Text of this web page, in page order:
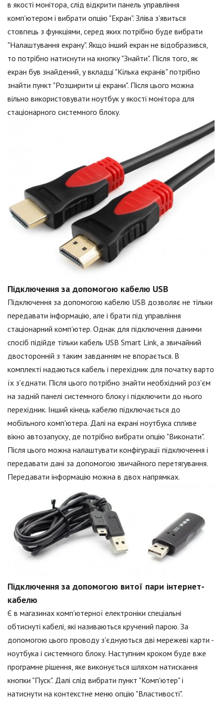
в якості монітора, слід відкрити панель управління
комп'ютером і вибрати опцію "Екран". Зліва з'явиться
стовпець з функціями, серед яких потрібно буде вибрати
"Налаштування екрану". Якщо інший екран не відобразився,
то потрібно натиснути на кнопку "Знайти". Після того, як
екран був знайдений, у вкладці "Кілька екранів" потрібно
знайти пункт "Розширити ці екрани". Після цього можна
вільно використовувати ноутбук у якості монітора для
стаціонарного системного блоку.
Підключення за допомогою кабелю USB
Підключення за допомогою кабелю USB дозволяє не тільки
передавати інформацію, але і брати під управління
стаціонарний комп'ютер. Однак для підключення даними
спосіб підійде тільки кабель USB Smart Link, а звичайний
двосторонній з таким завданням не впорається. В
комплекті надаються кабель і перехідник для початку варто
їх з'єднати. Після цього потрібно знайти необхідний роз'єм
на задній панелі системного блоку і підключити до нього
перехідник. Інший кінець кабелю підключається до
мобільного комп'ютера. Далі на екрані ноутбука спливе
вікно автозапуску, де потрібно вибрати опцію "Виконати".
Після цього можна налаштувати конфігурації підключення і
передавати дані за допомогою звичайного перетягування.
Передавати інформацію можна в двох напрямках.
Підключення за допомогою витої пари інтернет-
кабелю
Є в магазинах комп'ютерної електроніки спеціальні
обтиснуті кабелі, які називаються кручений парою. За
допомогою цього проводу з'єднуються дві мережеві карти -
ноутбука і системного блоку. Наступним кроком буде вже
програмне рішення, яке виконується шляхом натискання
кнопки "Пуск". Далі слід вибрати пункт "Комп'ютер" і
натиснути на контекстне меню опцію "Властивості".